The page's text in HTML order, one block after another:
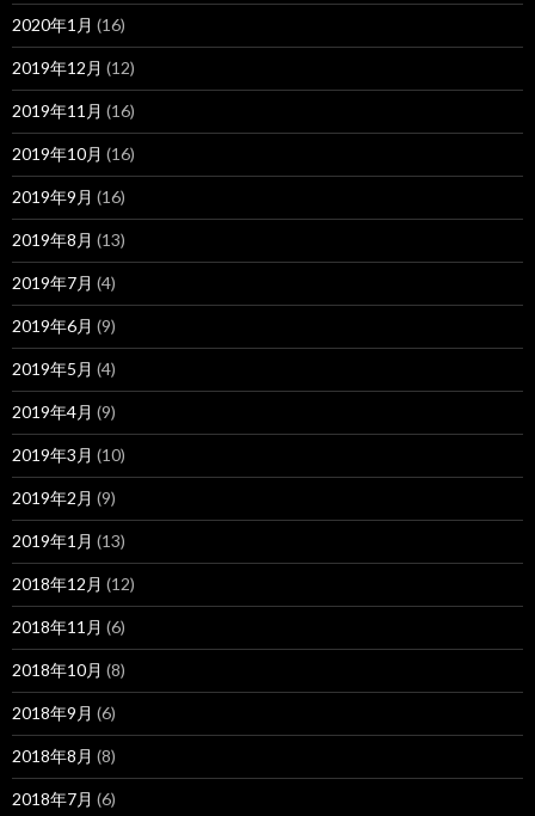
2020年1月 (16)
2019年12月 (12)
2019年11月 (16)
2019年10月 (16)
2019年9月 (16)
2019年8月 (13)
2019年7月 (4)
2019年6月 (9)
2019年5月 (4)
2019年4月 (9)
2019年3月 (10)
2019年2月 (9)
2019年1月 (13)
2018年12月 (12)
2018年11月 (6)
2018年10月 (8)
2018年9月 (6)
2018年8月 (8)
2018年7月 (6)